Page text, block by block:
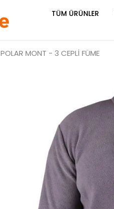
TÜM ÜRÜNLER
POLAR MONT - 3 CEPLİ FÜME